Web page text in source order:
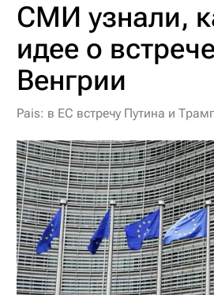
СМИ узнали,
идее о
Венгрии
Pais: в ЕС встречу Путина и